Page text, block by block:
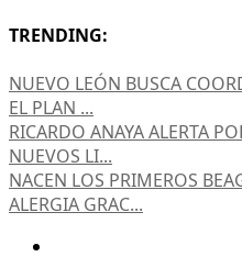
TRENDING:
NUEVO LEÓN BUSCA
EL PLAN ...
RICARDO ANAYA ALERTA
NUEVOS LI...
NACEN LOS PRIMEROS
ALERGIA GRAC...